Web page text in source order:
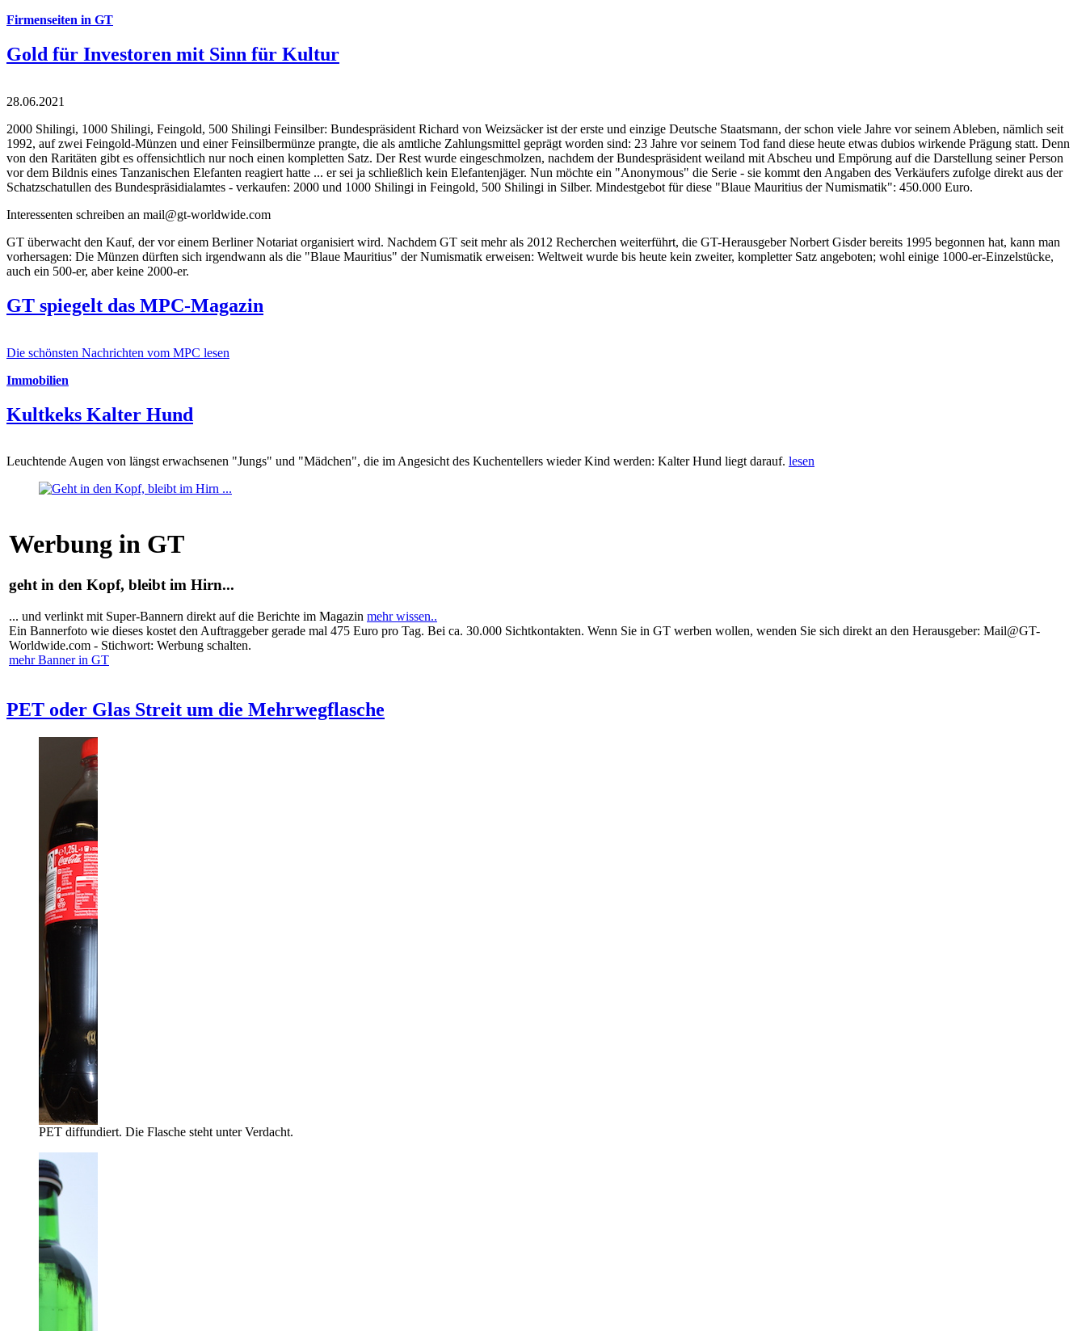
Firmenseiten in GT
Gold für Investoren mit Sinn für Kultur
28.06.2021
2000 Shilingi, 1000 Shilingi, Feingold, 500 Shilingi Feinsilber: Bundespräsident Richard von Weizsäcker ist der erste und einzige Deutsche Staatsmann, der schon viele Jahre vor seinem Ableben, nämlich seit
1992, auf zwei Feingold-Münzen und einer Feinsilbermünze prangte, die als amtliche Zahlungsmittel geprägt worden sind: 23 Jahre vor seinem Tod fand diese heute etwas dubios wirkende Prägung statt. Denn
von den Raritäten gibt es offensichtlich nur noch einen kompletten Satz. Der Rest wurde eingeschmolzen, nachdem der Bundespräsident weiland mit Abscheu und Empörung auf die Darstellung seiner Person
vor dem Bildnis eines Tanzanischen Elefanten reagiert hatte ... er sei ja schließlich kein Elefantenjäger. Nun möchte ein "Anonymous" die Serie - sie kommt den Angaben des Verkäufers zufolge direkt aus der
Schatzschatullen des Bundespräsidialamtes - verkaufen: 2000 und 1000 Shilingi in Feingold, 500 Shilingi in Silber. Mindestgebot für diese "Blaue Mauritius der Numismatik": 450.000 Euro.
Interessenten schreiben an mail@gt-worldwide.com
GT überwacht den Kauf, der vor einem Berliner Notariat organisiert wird. Nachdem GT seit mehr als 2012 Recherchen weiterführt, die GT-Herausgeber Norbert Gisder bereits 1995 begonnen hat, kann man
vorhersagen: Die Münzen dürften sich irgendwann als die "Blaue Mauritius" der Numismatik erweisen: Weltweit wurde bis heute kein zweiter, kompletter Satz angeboten; wohl einige 1000-er-Einzelstücke,
auch ein 500-er, aber keine 2000-er.
GT spiegelt das MPC-Magazin
Die schönsten Nachrichten vom MPC lesen
Immobilien
Kultkeks Kalter Hund
Leuchtende Augen von längst erwachsenen "Jungs" und "Mädchen", die im Angesicht des Kuchentellers wieder Kind werden: Kalter Hund liegt darauf. lesen
Werbung in GT
geht in den Kopf, bleibt im Hirn...
... und verlinkt mit Super-Bannern direkt auf die Berichte im Magazin mehr wissen..
Ein Bannerfoto wie dieses kostet den Auftraggeber gerade mal 475 Euro pro Tag. Bei ca. 30.000 Sichtkontakten. Wenn Sie in GT werben wollen, wenden Sie sich direkt an den Herausgeber: Mail@GT-
Worldwide.com - Stichwort: Werbung schalten.
mehr Banner in GT
PET oder Glas Streit um die Mehrwegflasche
PET diffundiert. Die Flasche steht unter Verdacht.